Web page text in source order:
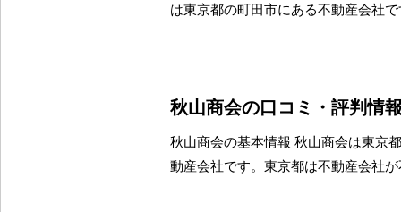
は東京都の町田市にある不動産会社
秋山商会の口コミ・評判情
秋山商会の基本情報 秋山商会は東京
動産会社です。東京都は不動産会社